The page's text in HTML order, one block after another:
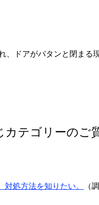
ドアがバタンと閉まる
カテゴリーのご
処方法を知りたい。 （